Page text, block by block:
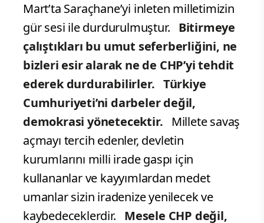
Mart’ta Saraçhane’yi inleten milletimizin
gür sesi ile durdurulmuştur. Bitirmeye
çalıştıkları bu umut seferberliğini, ne
bizleri esir alarak ne de CHP’yi tehdit
ederek durdurabilirler. Türkiye
Cumhuriyeti’ni darbeler değil,
demokrasi yönetecektir. Millete savaş
açmayı tercih edenler, devletin
kurumlarını milli irade gaspı için
kullananlar ve kayyımlardan medet
umanlar sizin iradenize yenilecek ve
kaybedeceklerdir. Mesele CHP değil,